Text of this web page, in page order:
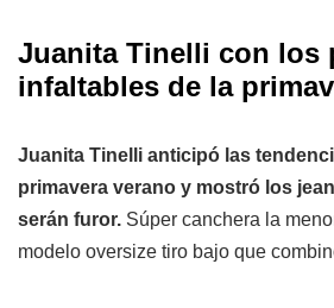
Juanita Tinelli con los
infaltables de la
Juanita Tinelli anticipó las
primavera verano y mostró los
serán furor. Súper canchera la
modelo oversize tiro bajo que